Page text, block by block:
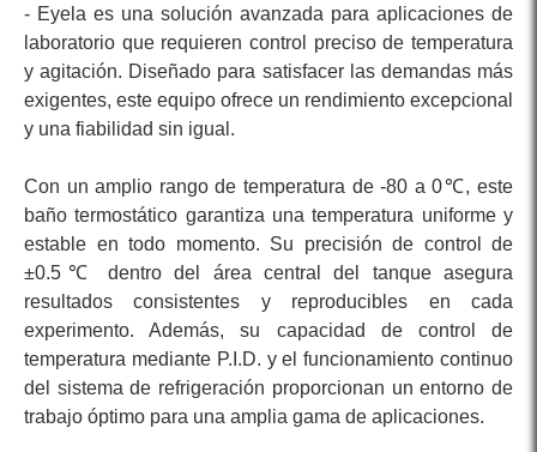
- Eyela es una solución avanzada para aplicaciones de
laboratorio que requieren control preciso de temperatura
y agitación. Diseñado para satisfacer las demandas más
exigentes, este equipo ofrece un rendimiento excepcional
y una fiabilidad sin igual.
Con un amplio rango de temperatura de -80 a 0℃, este
baño termostático garantiza una temperatura uniforme y
estable en todo momento. Su precisión de control de
±0.5℃ dentro del área central del tanque asegura
resultados consistentes y reproducibles en cada
experimento. Además, su capacidad de control de
temperatura mediante P.I.D. y el funcionamiento continuo
del sistema de refrigeración proporcionan un entorno de
trabajo óptimo para una amplia gama de aplicaciones.